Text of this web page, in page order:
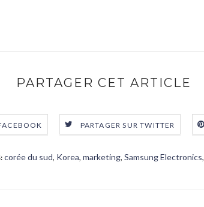
PARTAGER CET ARTICLE
PARTAGER SUR TWITTER
corée du sud, Korea, marketing, Samsung Electronics,